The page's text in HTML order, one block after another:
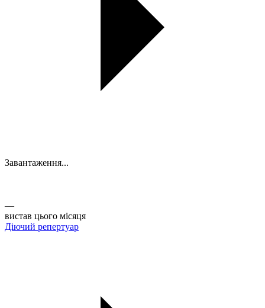
Завантаження...
—
вистав цього місяця
Діючий репертуар